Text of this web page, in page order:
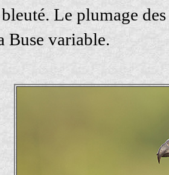
Le plumage
Buse variable.